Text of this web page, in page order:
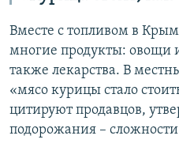
Вместе с топливом в
многие продукты: овощи
также лекарства. В
«мясо курицы стало
цитируют продавцов,
подорожания – сложности